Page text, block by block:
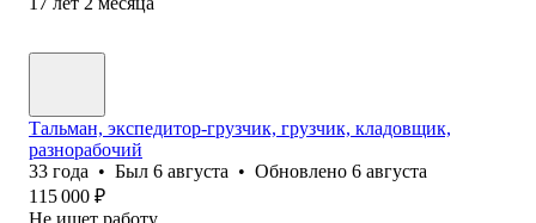
Тальман, экспедитор-грузчик, грузчик, кладовщик,
разнорабочий
33 года • Был 6 августа • Обновлено 6 августа
115 000 ₽
Не ищет работу